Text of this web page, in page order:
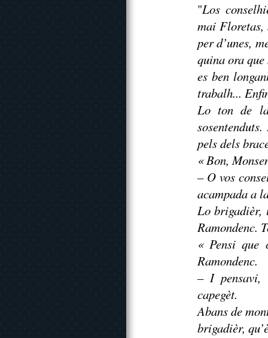
"Los
mai Floretas,
per d’unes,
quina ora
es ben
trabalh...
Lo ton de
pels dels
« Bon,
– O vos
acampada a
Lo brigadièr,
Ramondenc.
« Pensi que
Ramondenc.
– I pensavi,
capegèt.
Abans de
brigadièr,